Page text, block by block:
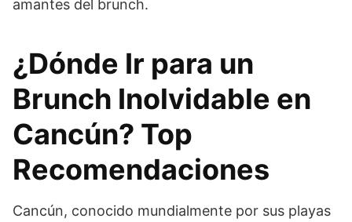
amantes del brunch.
¿Dónde Ir para un
Brunch Inolvidable en
Cancún? Top
Recomendaciones
Cancún, conocido mundialmente por sus playas